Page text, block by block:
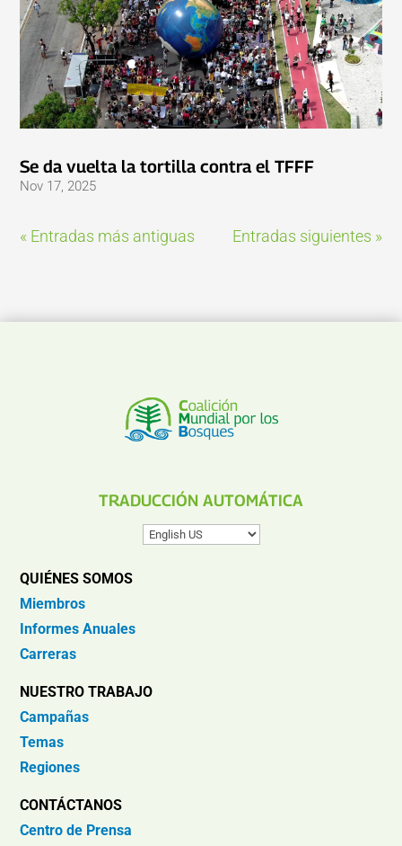
Se da vuelta la tortilla contra el TFFF
Nov 17, 2025
« Entradas más antiguas Entradas siguientes »
TRADUCCIÓN AUTOMÁTICA
QUIÉNES SOMOS
Miembros
Informes Anuales
Carreras
NUESTRO TRABAJO
Campañas
Temas
Regiones
CONTÁCTANOS
Centro de Prensa